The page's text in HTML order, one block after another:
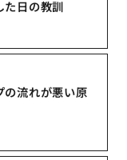
た日の教訓
の流れが悪い原